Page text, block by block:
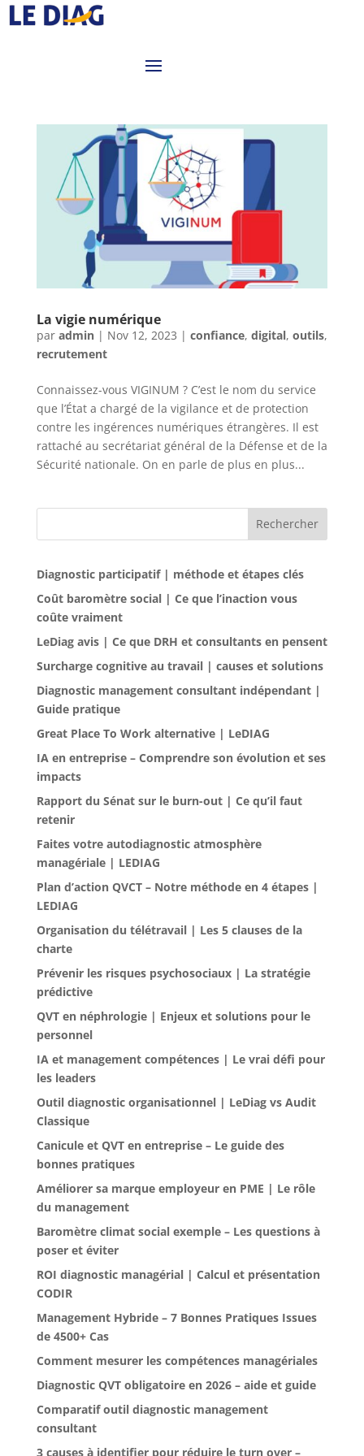
La vigie numérique
par admin| Nov 12, 2023 | confiance, digital, outils,
recrutement
Connaissez-vous VIGINUM ? C’est le nom du service
que l’État a chargé de la vigilance et de protection
contre les ingérences numériques étrangères. Il est
rattaché au secrétariat général de la Défense et de la
Sécurité nationale. On en parle de plus en plus...
Rechercher
Diagnostic participatif | méthode et étapes clés
Coût baromètre social | Ce que l’inaction vous
coûte vraiment
LeDiag avis | Ce que DRH et consultants en pensent
Surcharge cognitive au travail | causes et solutions
Diagnostic management consultant indépendant |
Guide pratique
Great Place To Work alternative | LeDIAG
IA en entreprise – Comprendre son évolution et ses
impacts
Rapport du Sénat sur le burn-out | Ce qu’il faut
retenir
Faites votre autodiagnostic atmosphère
managériale | LEDIAG
Plan d’action QVCT – Notre méthode en 4 étapes |
LEDIAG
Organisation du télétravail | Les 5 clauses de la
charte
Prévenir les risques psychosociaux | La stratégie
prédictive
QVT en néphrologie | Enjeux et solutions pour le
personnel
IA et management compétences | Le vrai défi pour
les leaders
Outil diagnostic organisationnel | LeDiag vs Audit
Classique
Canicule et QVT en entreprise – Le guide des
bonnes pratiques
Améliorer sa marque employeur en PME | Le rôle
du management
Baromètre climat social exemple – Les questions à
poser et éviter
ROI diagnostic managérial | Calcul et présentation
CODIR
Management Hybride – 7 Bonnes Pratiques Issues
de 4500+ Cas
Comment mesurer les compétences managériales
Diagnostic QVT obligatoire en 2026 – aide et guide
Comparatif outil diagnostic management
consultant
3 causes à identifier pour réduire le turn over –